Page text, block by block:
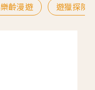
樂齡漫遊 遊獵探險